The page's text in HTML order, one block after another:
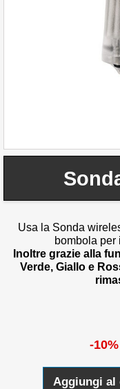
Usa la Sonda
bombola per
Inoltre grazie alla
Verde, Giallo e
-
Aggiungi al